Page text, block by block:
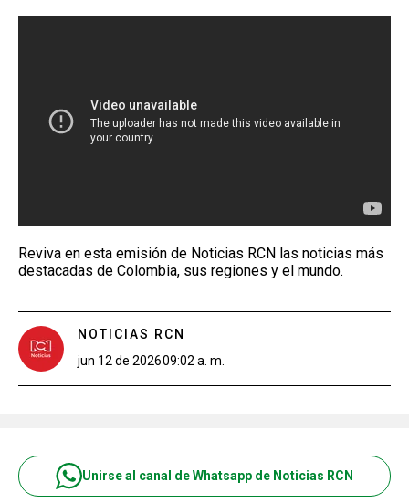
Reviva en esta emisión de Noticias RCN las noticias más
destacadas de Colombia, sus regiones y el mundo.
NOTICIAS RCN
jun 12 de 202609:02 a. m.
Unirse al canal de Whatsapp de Noticias RCN